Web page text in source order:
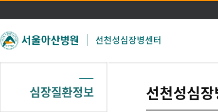
주메뉴 바로가기
본문 바로가기
선천성심장병센터
심장질환정보 선천성심